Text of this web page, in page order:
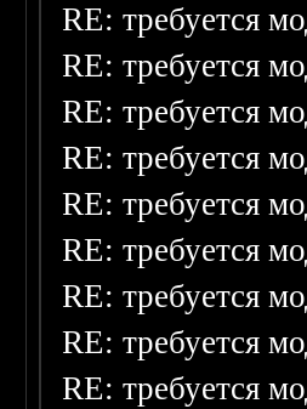
RE: требуется
RE: требуется
RE: требуется
RE: требуется
RE: требуется
RE: требуется
RE: требуется
RE: требуется
RE: требуется